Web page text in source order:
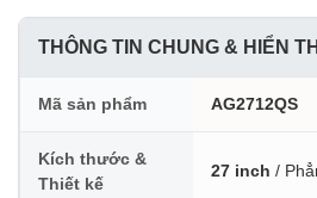
THÔNG TIN CHUNG & HIỂN THỊ
Mã sản phẩm AG2712QS
Kích thước &
Thiết kế
27 inch /